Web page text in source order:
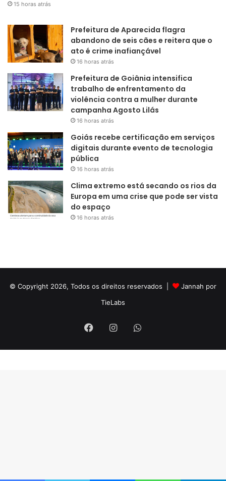
15 horas atrás
Prefeitura de Aparecida flagra
abandono de seis cães e reitera que o
ato é crime inafiançável
16 horas atrás
Prefeitura de Goiânia intensifica
trabalho de enfrentamento da
violência contra a mulher durante
campanha Agosto Lilás
16 horas atrás
Goiás recebe certificação em serviços
digitais durante evento de tecnologia
pública
16 horas atrás
Clima extremo está secando os rios da
Europa em uma crise que pode ser vista
do espaço
16 horas atrás
© Copyright 2026, Todos os direitos reservados |
Jannah por
TieLabs
FacebookInstagramWhatsApp